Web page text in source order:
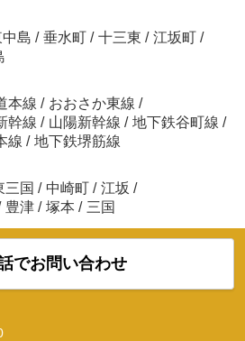
島 / 垂水町 / 十三東 / 江坂町 /
本線 / おおさか東線 /
幹線 / 山陽新幹線 / 地下鉄谷町線 /
線 / 地下鉄堺筋線
三国 / 中崎町 / 江坂 /
豊津 / 塚本 / 三国
でお問い合わせ